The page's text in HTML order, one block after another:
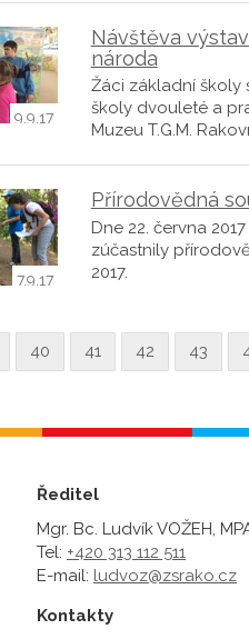
9.9.17
Návštěva
národa
Žáci základní školy
školy dvouleté a
Muzeu T.G.M.
7.9.17
Přírodovědná
Dne 22. června
zúčastnily
2017.
40 41 42 43
Ředitel
Mgr. Bc. Ludvík VOŽEH,
Tel: +420 313 112 511
E-mail: ludvoz@zsrako.cz
Kontakty